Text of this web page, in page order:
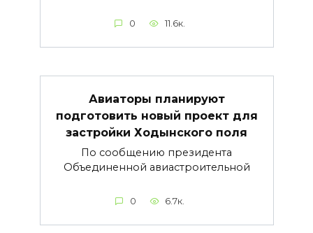
0 11.6к.
Авиаторы планируют
подготовить новый проект для
застройки Ходынского поля
По сообщению президента
Объединенной авиастроительной
0 6.7к.